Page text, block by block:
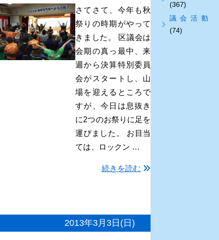
さてさて、今年も秋
祭りの時期がやって
きました。 区議会は
会期の真っ最中、来
週から決算特別委員
会がスタートし、山
場を迎えるところで
すが、今日は息抜き
に2つのお祭りに足を
運びました。 お目当
ては、ロックン …
続きを読む
2013年3月3日(日)
(367)
議会活動
(74)